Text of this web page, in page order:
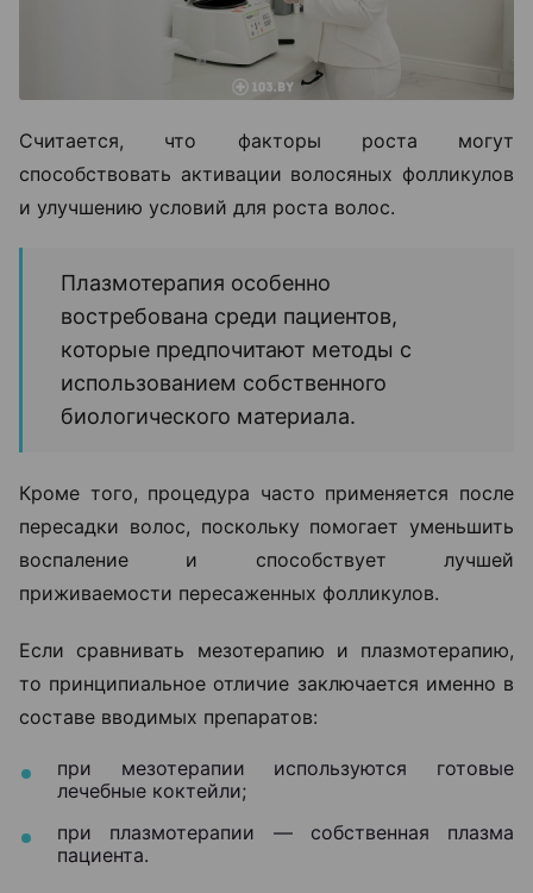
Считается, что факторы роста могут
способствовать активации волосяных фолликулов
и улучшению условий для роста волос.
Плазмотерапия особенно
востребована среди пациентов,
которые предпочитают методы с
использованием собственного
биологического материала.
Кроме того, процедура часто применяется после
пересадки волос, поскольку помогает уменьшить
воспаление и способствует лучшей
приживаемости пересаженных фолликулов.
Если сравнивать мезотерапию и плазмотерапию,
то принципиальное отличие заключается именно в
составе вводимых препаратов:
при мезотерапии используются готовые
лечебные коктейли;
при плазмотерапии — собственная плазма
пациента.